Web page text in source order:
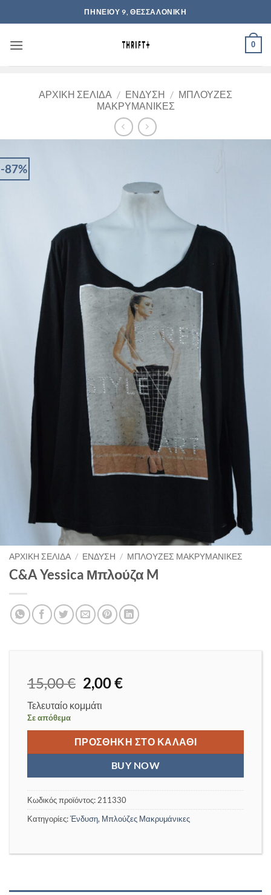
στο
ΠΗΝΕΙΟΥ 9, ΘΕΣΣΑΛΟΝΙΚΗ
0
ΑΡΧΙΚΉ ΣΕΛΊΔΑ / ΈΝΔΥΣΗ / ΜΠΛΟΎΖΕΣ
ΜΑΚΡΥΜΆΝΙΚΕΣ
-87%
ΑΡΧΙΚΉ ΣΕΛΊΔΑ / ΈΝΔΥΣΗ / ΜΠΛΟΎΖΕΣ ΜΑΚΡΥΜΆΝΙΚΕΣ
C&A Yessica Μπλούζα M
15,00€ Original
price
was:
15,00 €.
2,00€Η
είναι:
2,00 €.
Τελευταίο κομμάτι
Σε απόθεμα
ΠΡΟΣΘΉΚΗ ΣΤΟ ΚΑΛΆΘΙ
BUY NOW
Κωδικός προϊόντος: 211330
Κατηγορίες:Ένδυση, Μπλούζες Μακρυμάνικες